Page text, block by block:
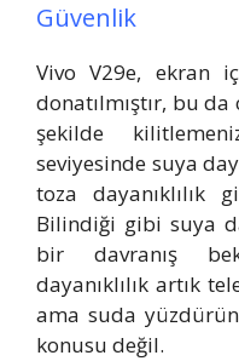
Güvenlik
Vivo V29e, ekran
donatılmıştır, bu da
şekilde
seviyesinde suya
toza dayanıklılık
Bilindiği gibi suya
bir davranış
dayanıklılık artık
ama suda
konusu değil.